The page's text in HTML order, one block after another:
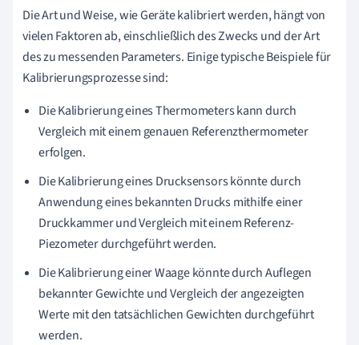
Die Art und Weise, wie Geräte kalibriert werden, hängt von
vielen Faktoren ab, einschließlich des Zwecks und der Art
des zu messenden Parameters. Einige typische Beispiele für
Kalibrierungsprozesse sind:
Die Kalibrierung eines Thermometers kann durch
Vergleich mit einem genauen Referenzthermometer
erfolgen.
Die Kalibrierung eines Drucksensors könnte durch
Anwendung eines bekannten Drucks mithilfe einer
Druckkammer und Vergleich mit einem Referenz-
Piezometer durchgeführt werden.
Die Kalibrierung einer Waage könnte durch Auflegen
bekannter Gewichte und Vergleich der angezeigten
Werte mit den tatsächlichen Gewichten durchgeführt
werden.